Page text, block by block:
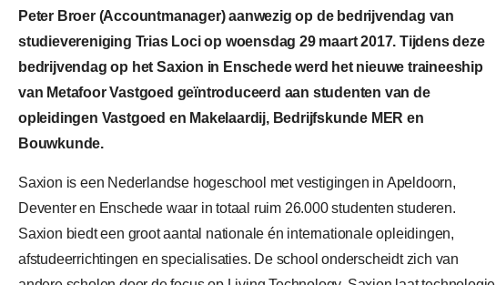
Peter Broer (Accountmanager) aanwezig op de bedrijvendag van
studievereniging Trias Loci op woensdag 29 maart 2017. Tijdens deze
bedrijvendag op het Saxion in Enschede werd het nieuwe traineeship
van Metafoor Vastgoed geïntroduceerd aan studenten van de
opleidingen Vastgoed en Makelaardij, Bedrijfskunde MER en
Bouwkunde.
Saxion is een Nederlandse hogeschool met vestigingen in Apeldoorn,
Deventer en Enschede waar in totaal ruim 26.000 studenten studeren.
Saxion biedt een groot aantal nationale én internationale opleidingen,
afstudeerrichtingen en specialisaties. De school onderscheidt zich van